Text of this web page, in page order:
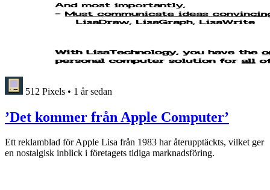
512 Pixels • 1 år sedan
’Det kommer från Apple Computer’
Ett reklamblad för Apple Lisa från 1983 har återupptäckts, vilket ger
en nostalgisk inblick i företagets tidiga marknadsföring.